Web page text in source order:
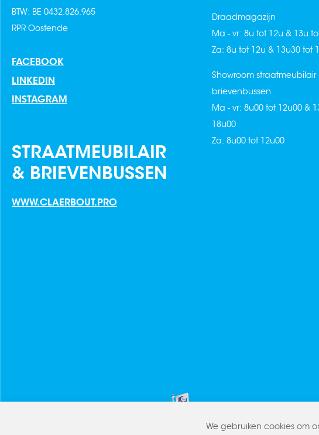
BTW: BE 0432.826.965
RPR Oostende
FACEBOOK
LINKEDIN
INSTAGRAM
STRAATMEUBILAIR
& BRIEVENBUSSEN
WWW.CLAERBOUT.PRO
Draadmagazijn
Ma - vr: 8u tot 12u & 13u
Za: 8u tot 12u & 13u30 tot
Showroom straatmeubilair
brievenbussen
Ma - vr: 8u00 tot 12u00 &
18u00
Za: 8u00 tot 12u00
We gebruiken cookies om